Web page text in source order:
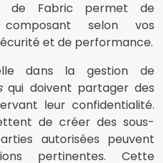
de Fabric permet de
composant selon vos
et de performance.
dans la gestion de
qui doivent partager des
leur confidentialité.
de créer des sous-
autorisées peuvent
pertinentes. Cette